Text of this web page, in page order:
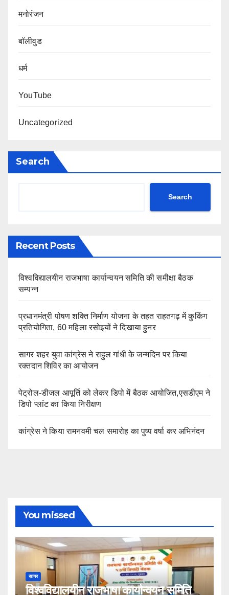
मनोरंजन
बॉलीवुड
धर्म
YouTube
Uncategorized
Search
Search
Recent Posts
विश्वविद्यालयीन राजभाषा कार्यान्वयन समिति की समीक्षा बैठक
सम्पन्न
प्रधानमंत्री पोषण शक्ति निर्माण योजना के तहत राहतगढ़ में कुकिंग
प्रतियोगिता, 60 महिला रसोइयों ने दिखाया हुनर
सागर शहर युवा कांग्रेस ने राहुल गांधी के जन्मदिन पर किया
रक्तदान शिविर का आयोजन
पेट्रोल-डीजल आपूर्ति को लेकर डिपो में बैठक आयोजित,एसडीएम ने
डिपो प्लांट का किया निरीक्षण
कांग्रेस ने किया रामनवमी चल समारोह का पुष्प वर्षा कर अभिनंदन
You missed
सागर
विश्वविद्यालयीन राजभाषा कार्यान्वयन समिति